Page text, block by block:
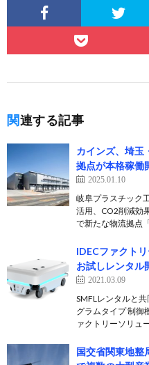
関連する記事
カインズ、埼玉
拠点が本格稼働
2025.01.10
岐阜プラスチック
活用、CO2削減効
で新たな物流拠点
IDECファクト
お試しレンタル
2021.03.09
SMFLレンタルと
グラムタイプ 制御
ァクトリーソリュ
国交省関東地整